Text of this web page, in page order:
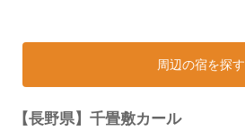
周辺の宿を探す
【長野県】千畳敷カール